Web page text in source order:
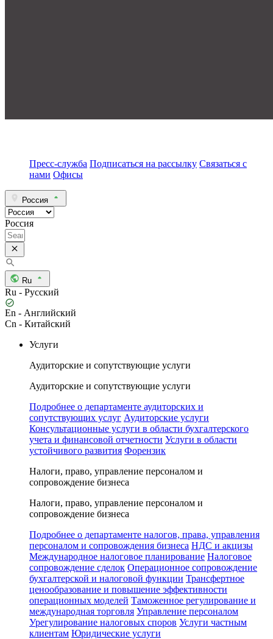
Пресс-служба Подписаться на рассылку Связаться с
нами Офисы
Россия
Россия
Ru
Ru - Русский
En - Английский
Cn - Китайский
Услуги
Аудиторские и сопутствующие услуги
Аудиторские и сопутствующие услуги
Подробнее о департаменте аудиторских и
сопутствующих услуг Аудиторские услуги
Консультационные услуги в области бухгалтерского
учета и финансовой отчетности Услуги в области
устойчивого развития Форензик
Налоги, право, управление персоналом и
сопровождение бизнеса
Налоги, право, управление персоналом и
сопровождение бизнеса
Подробнее о департаменте налогов, права, управления
персоналом и сопровождения бизнеса НДС и акцизы
Международное налоговое планирование Налоговое
сопровождение сделок Операционное сопровождение
бухгалтерской и налоговой функции Трансфертное
ценообразование и повышение эффективности
операционных моделей Таможенное регулирование и
международная торговля Управление персоналом
Урегулирование налоговых споров Услуги частным
клиентам Юридические услуги